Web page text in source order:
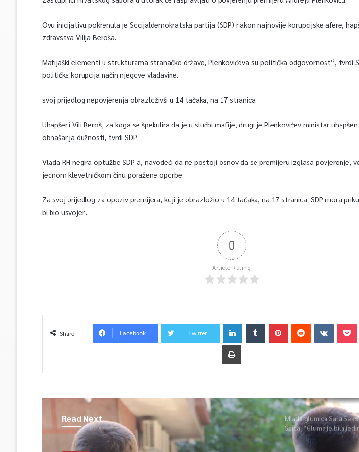
Ovu inicijativu pokrenula je Socijaldemokratska partija (SDP) nakon najnovije korupcijske afere,
zdravstva Vilija Beroša.
Mafijaški elementi u strukturama stranačke države, Plenkovićeva su politička odgovornost“, tvrdi
politička korupcija način njegove vladavine.
svoj prijedlog nepovjerenja obrazloživši u 14 tačaka, na 17 stranica.
Uhapšeni Vili Beroš, za koga se špekulira da je u slućbi mafije, drugi je Plenkovićev ministar
obnašanja dužnosti, tvrdi SDP.
Vlada RH negira optužbe SDP-a, navodeći da ne postoji osnov da se premijeru izglasa povjerenje,
jednom klevetničkom činu poražene oporbe.
Za svoj prijedlog za opoziv premijera, koji je obrazložio u 14 tačaka, na 17 stranica, SDP mora
bi bio usvojen.
0
Article Rating
Share Facebook Twitter
Read Next
Mlada glumica Sara
Špica: “Gluma je bila
i disciplinu sve je